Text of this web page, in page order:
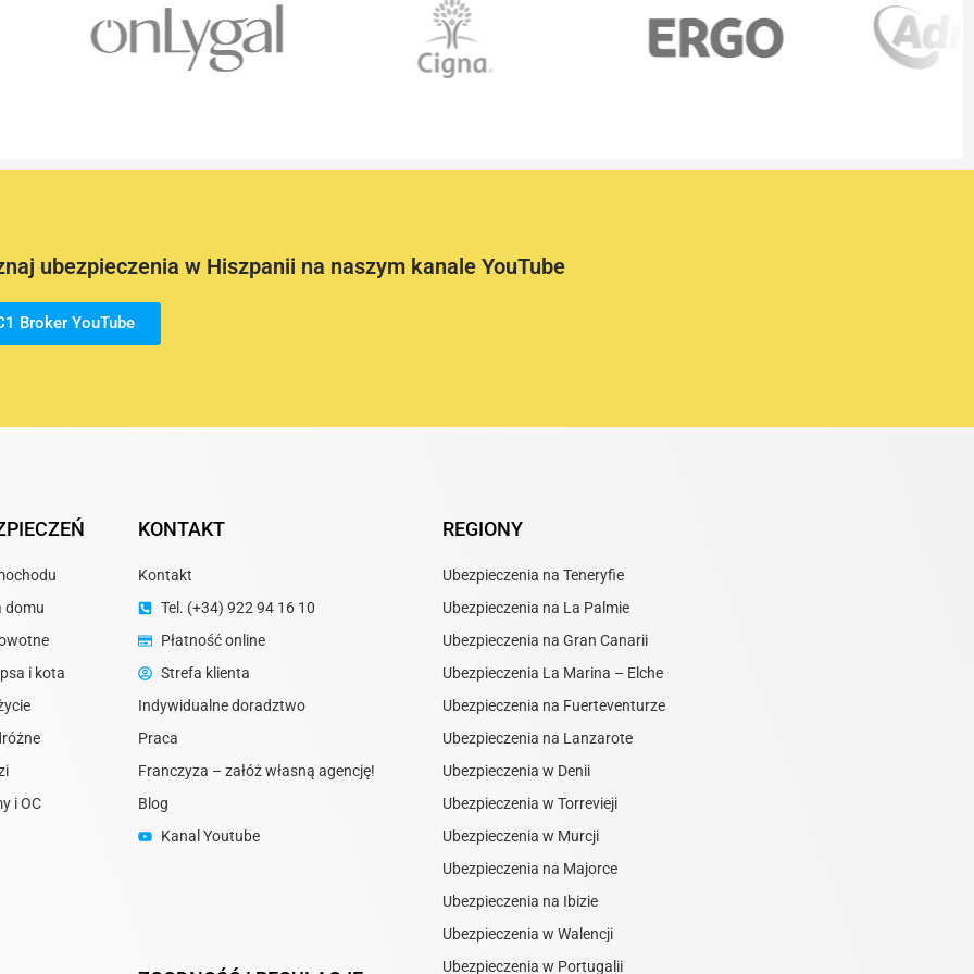
ubezpieczenia w Hiszpanii na naszym kanale YouTube
Broker YouTube
domu
i kota
i OC
KONTAKT
Kontakt
Tel. (+34) 922 94 16 10
Płatność online
Strefa klienta
Indywidualne doradztwo
Praca
Franczyza – załóż własną agencję!
Blog
Kanal Youtube
REGIONY
Ubezpieczenia na Teneryfie
Ubezpieczenia na La Palmie
Ubezpieczenia na Gran Canarii
Ubezpieczenia La Marina – Elche
Ubezpieczenia na Fuerteventurze
Ubezpieczenia na Lanzarote
Ubezpieczenia w Denii
Ubezpieczenia w Torrevieji
Ubezpieczenia w Murcji
Ubezpieczenia na Majorce
Ubezpieczenia na Ibizie
Ubezpieczenia w Walencji
Ubezpieczenia w Portugalii